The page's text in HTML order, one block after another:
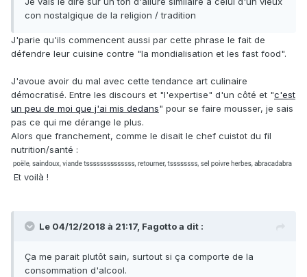
con nostalgique de la religion / tradition
J'parie qu'ils commencent aussi par cette phrase le fait de
défendre leur cuisine contre "la mondialisation et les fast food".
J'avoue avoir du mal avec cette tendance art culinaire
démocratisé. Entre les discours et "l'expertise" d'un côté et "c'est
un peu de moi que j'ai mis dedans" pour se faire mousser, je sais
pas ce qui me dérange le plus.
Alors que franchement, comme le disait le chef cuistot du fil
nutrition/santé :
Et voilà !
Le 04/12/2018 à 21:17, Fagottoa dit :
Ça me parait plutôt sain, surtout si ça comporte de la
consommation d'alcool.